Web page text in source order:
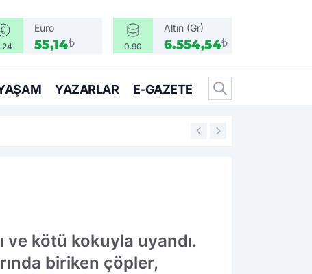
Euro
55,14₺ 0.90
Altın (Gr)
6.554,54₺
YAZARLAR E-GAZETE
17:21
ve kötü kokuyla uyandı.
biriken çöpler,